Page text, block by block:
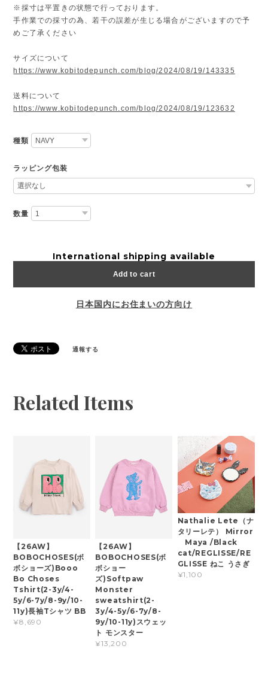
※採寸は平置きの状態で行っております。
手作業での採寸の為、若干の誤差が生じる場合がございますので予
めご了承ください
サイズについて
https://www.kobitodepunch.com/blog/2024/08/19/143335
送料について
https://www.kobitodepunch.com/blog/2024/08/19/123632
種類
ラッピング包装
数量
International shipping available
Add to cart
日本国内にお住まいの方向け
通報する
Related Items
【26AW】
BOBOCHOSES(ボ
ボショーズ)Booo
Bo Choses
Tshirt(2-3y/4-
5y/6-7y/8-9y/10-
11y)長袖Tシャツ BB
¥8,690
【26AW】
BOBOCHOSES(ボ
ボショー
ズ)Softpaw
Monster
sweatshirt(2-
3y/4-5y/6-7y/8-
9y/10-11y)スウェッ
ト モンスター
¥13,200
Nathalie Lete（ナ
タリーレテ） Mirror
Maya /Black
cat/REGLISSE/RE
GLISSE ねこ うさぎ
¥1,100